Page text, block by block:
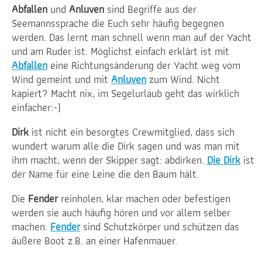
Abfallen und Anluven sind Begriffe aus der
Seemannssprache die Euch sehr häufig begegnen
werden. Das lernt man schnell wenn man auf der Yacht
und am Ruder ist. Möglichst einfach erklärt ist mit
Abfallen eine Richtungsänderung der Yacht weg vom
Wind gemeint und mit Anluven zum Wind. Nicht
kapiert? Macht nix, im Segelurlaub geht das wirklich
einfacher:-)
Dirk ist nicht ein besorgtes Crewmitglied, dass sich
wundert warum alle die Dirk sagen und was man mit
ihm macht, wenn der Skipper sagt: abdirken. Die Dirk ist
der Name für eine Leine die den Baum hält.
Die Fenderreinholen, klar machen oder befestigen
werden sie auch häufig hören und vor allem selber
machen. Fendersind Schutzkörper und schützen das
äußere Boot z.B. an einer Hafenmauer.